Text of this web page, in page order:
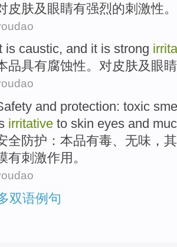
皮肤及 眼睛有强烈的刺激性。
is caustic, and it is strong
品具有腐蚀性。 对皮肤及 眼睛
and protection: toxic
irritative to skin eyes and
全防护 ：本品有毒、 无味 ，其
有刺激作用。
双语例句